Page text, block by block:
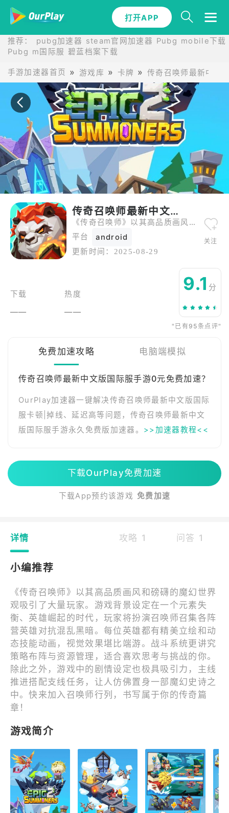
打开APP
推荐： pubg加速器 steam官网加速器 Pubg mobile下载
Pubg m国际服 碧蓝档案下载
手游加速器首页 游戏库 卡牌 传奇召唤师最新中文
打开APP
传奇召唤师最新中文版
《传奇召唤师》以其高品质画风和磅礴的魔幻世界观吸引了大量玩家。游戏背景设定在一个元素失衡、英雄崛起的时代，玩家将扮演召唤师召集各阵营英雄对抗混乱黑暗。每位英雄都有精美立绘和动态技能动画，视觉效果堪比端游。战斗系统更讲究策略布阵与资源管理，适合喜欢思考与挑战的你。除此之外，游戏中的剧情设定也极具吸引力，主线推进搭配支线任务，让人仿佛置身一部魔幻史诗之中。快来加入召唤师行列，书写属于你的传奇篇章！
平台
android
更新时间： 2025-08-29
关注
下载
——
热度
——
9.1 分
"已有95条点评"
免费加速攻略 电脑端模拟
传奇召唤师最新中文版国际服手游0元免费加速？
OurPlay加速器一键解决传奇召唤师最新中文版国际
服卡顿|掉线、延迟高等问题，传奇召唤师最新中文
版国际服手游永久免费版加速器。 >>加速器教程<<
下载OurPlay免费加速
下载App预约该游戏 免费加速
详情 攻略 1 问答 1
小编推荐
《传奇召唤师》以其高品质画风和磅礴的魔幻世界
观吸引了大量玩家。游戏背景设定在一个元素失
衡、英雄崛起的时代，玩家将扮演召唤师召集各阵
营英雄对抗混乱黑暗。每位英雄都有精美立绘和动
态技能动画，视觉效果堪比端游。战斗系统更讲究
策略布阵与资源管理，适合喜欢思考与挑战的你。
除此之外，游戏中的剧情设定也极具吸引力，主线
推进搭配支线任务，让人仿佛置身一部魔幻史诗之
中。快来加入召唤师行列，书写属于你的传奇篇
章！
游戏简介